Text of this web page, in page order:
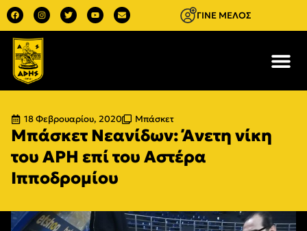
ΓΙΝΕ ΜΕΛΟΣ
18 Φεβρουαρίου, 2020 Μπάσκετ
Μπάσκετ Νεανίδων: Άνετη νίκη
του ΑΡΗ επί του Αστέρα
Ιπποδρομίου